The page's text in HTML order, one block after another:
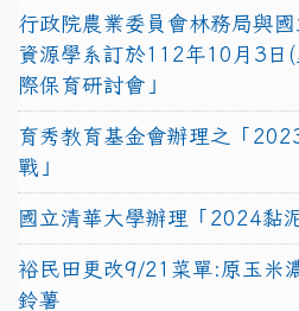
行政院農業委員會林務局與
資源學系訂於112年10月3日
際保育研討會」
育秀教育基金會辦理之「
戰」
國立清華大學辦理「2024黏
裕民田更改9/21菜單:原玉米
鈴薯